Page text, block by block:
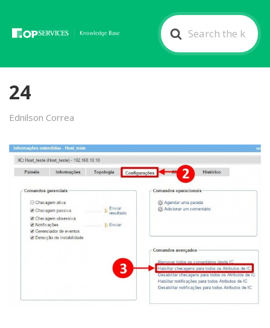
Search
For
24
Ednilson Correa